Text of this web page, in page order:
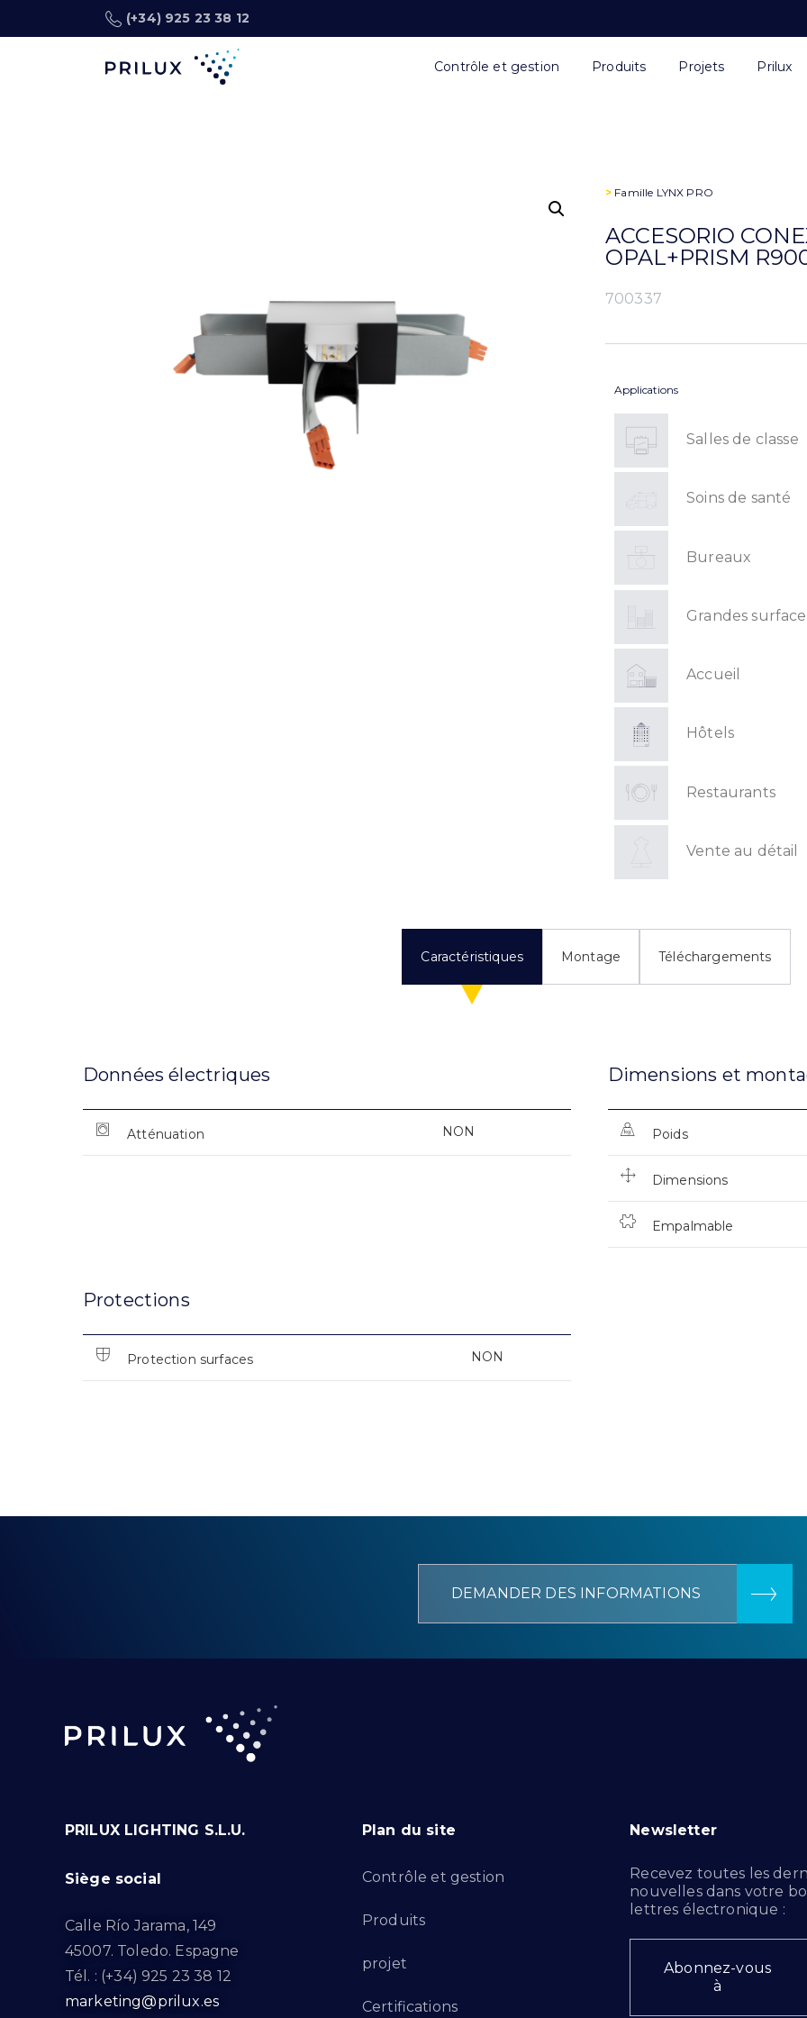
(+34) 925 23 38 12
Contrôle et gestion Produits Projets Prilux
> Famille LYNX PRO
ACCESORIO
OPAL+PRISM
700337
Applications
Salles de classe
Soins de santé
Bureaux
Grandes
Accueil
Hôtels
Restaurants
Vente au détail
Caractéristiques Montage Téléchargements
Données électriques
Atténuation NON
Dimensions et
Poids
Dimensions
Empalmable
Protections
Protection surfaces NON
DEMANDER DES INFORMATIONS
PRILUX LIGHTING S.L.U.
Siège social
Calle Río Jarama, 149
45007. Toledo. Espagne
Tél. : (+34) 925 23 38 12
marketing@prilux.es
Plan du site
Contrôle et gestion
Produits
projet
Certifications
Newsletter
Recevez toutes les
nouvelles dans votre
lettres électronique :
Abonnez-vous
à